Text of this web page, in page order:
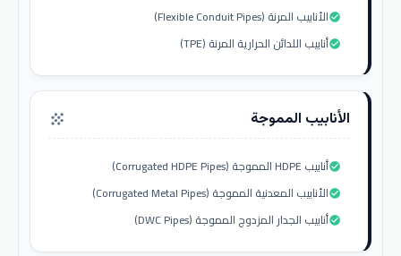
الأنابيب المرنة (Flexible Conduit Pipes)check_circle
أنابيب اللدائن الحرارية المرنة (TPE)check_circle
الأنابيب المموجة grain
أنابيب HDPE المموجة (Corrugated HDPE Pipes)check_circle
الأنابيب المعدنية المموجة (Corrugated Metal Pipes)check_circle
أنابيب الجدار المزدوج المموجة (DWC Pipes)check_circle